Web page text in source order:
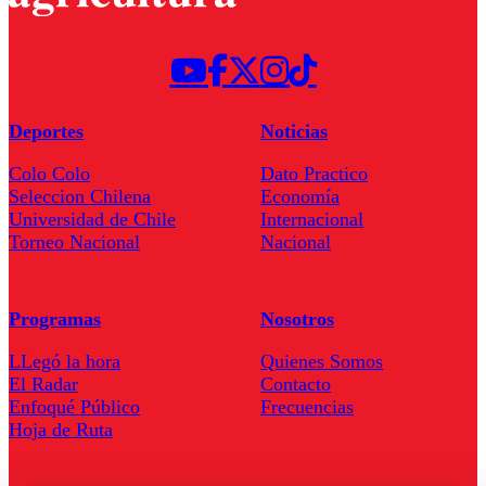
Deportes
Colo Colo
Seleccion Chilena
Universidad de Chile
Torneo Nacional
Noticias
Dato Practico
Economía
Internacional
Nacional
Programas
LLegó la hora
El Radar
Enfoqué Público
Hoja de Ruta
Nosotros
Quienes Somos
Contacto
Frecuencias